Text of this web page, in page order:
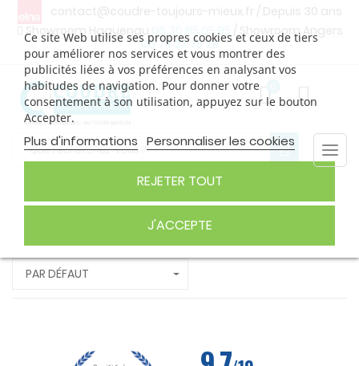
contact@coudre-toujours-mieux.fr / Depuis 30 ans
Showroom Haguenau
06 30 85 05 95
/ Showroom Angers
06 74 27 75 29
Ce site Web utilise ses propres cookies et ceux de tiers
pour améliorer nos services et vous montrer des
publicités liées à vos préférences en analysant vos
habitudes de navigation. Pour donner votre
consentement à son utilisation, appuyez sur le bouton
Accepter.
Plus d'informations Personnaliser les cookies
REJETER TOUT
J'ACCEPTE
CANETTE
PAR DÉFAUT